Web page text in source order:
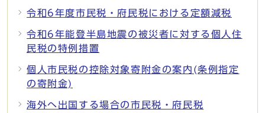
令和6年度市民税・府民税における定額減税
令和6年能登半島地震の被災者に対する個人住
民税の特例措置
個人市民税の控除対象寄附金の案内(条例指定
の寄附金)
海外へ出国する場合の市民税・府民税